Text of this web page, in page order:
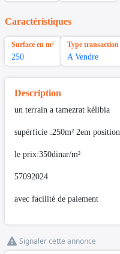
Caractéristiques
Surface en m²
250
Type transaction
A Vendre
Description
un terrain a tamezrat kélibia
supérficie :250m² 2em position
le prix:350dinar/m²
57092024
avec facilité de paiement
Signaler cette annonce